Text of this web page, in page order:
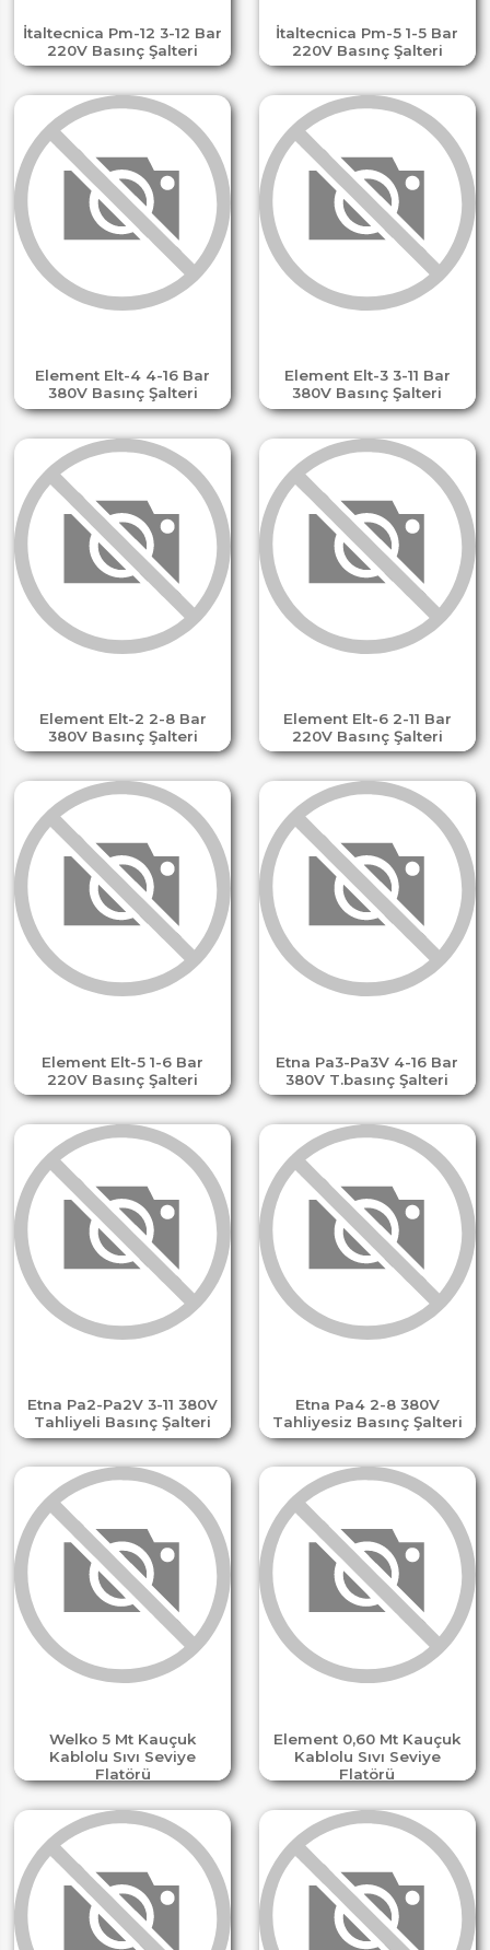
İtaltecnica Pm-12 3-12 Bar
220V Basınç Şalteri
İtaltecnica Pm-5 1-5 Bar
220V Basınç Şalteri
Element Elt-4 4-16 Bar
380V Basınç Şalteri
Element Elt-3 3-11 Bar
380V Basınç Şalteri
Element Elt-2 2-8 Bar
380V Basınç Şalteri
Element Elt-6 2-11 Bar
220V Basınç Şalteri
Element Elt-5 1-6 Bar
220V Basınç Şalteri
Etna Pa3-Pa3V 4-16 Bar
380V T.basınç Şalteri
Etna Pa2-Pa2V 3-11 380V
Tahliyeli Basınç Şalteri
Etna Pa4 2-8 380V
Tahliyesiz Basınç Şalteri
Welko 5 Mt Kauçuk
Kablolu Sıvı Seviye
Flatörü
Element 0,60 Mt Kauçuk
Kablolu Sıvı Seviye
Flatörü